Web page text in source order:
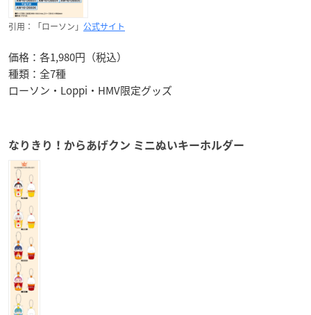
引用：「ローソン」 公式サイト
価格：各1,980円（税込）
種類：全7種
ローソン・Loppi・HMV限定グッズ
なりきり！からあげクン ミニぬいキーホルダー